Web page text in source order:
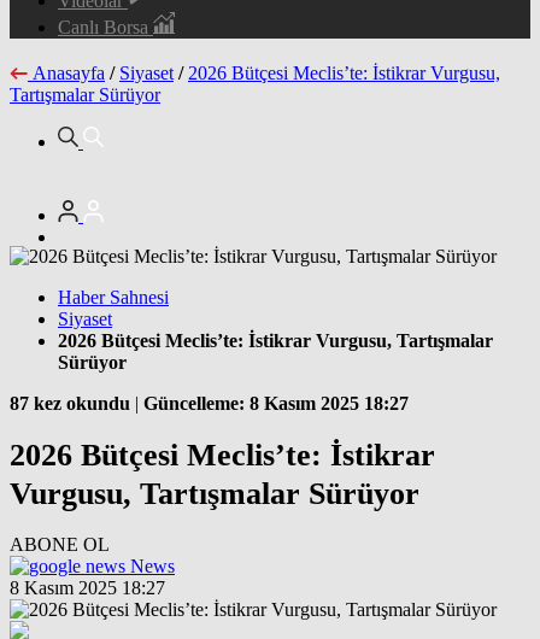
Canlı Borsa
Anasayfa / Siyaset / 2026 Bütçesi Meclis’te: İstikrar Vurgusu,
Tartışmalar Sürüyor
Haber Sahnesi
Siyaset
2026 Bütçesi Meclis’te: İstikrar Vurgusu, Tartışmalar
Sürüyor
87 kez okundu | Güncelleme: 8 Kasım 2025 18:27
2026 Bütçesi Meclis’te: İstikrar
Vurgusu, Tartışmalar Sürüyor
ABONE OL
News
8 Kasım 2025 18:27